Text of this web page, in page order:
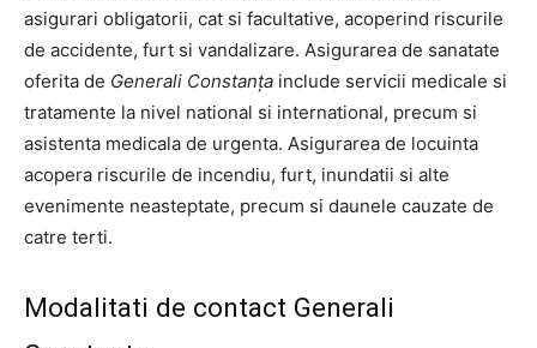
asigurari obligatorii, cat si facultative, acoperind riscurile
de accidente, furt si vandalizare. Asigurarea de sanatate
oferita de Generali Constanța include servicii medicale si
tratamente la nivel national si international, precum si
asistenta medicala de urgenta. Asigurarea de locuinta
acopera riscurile de incendiu, furt, inundatii si alte
evenimente neasteptate, precum si daunele cauzate de
catre terti.
Modalitati de contact Generali